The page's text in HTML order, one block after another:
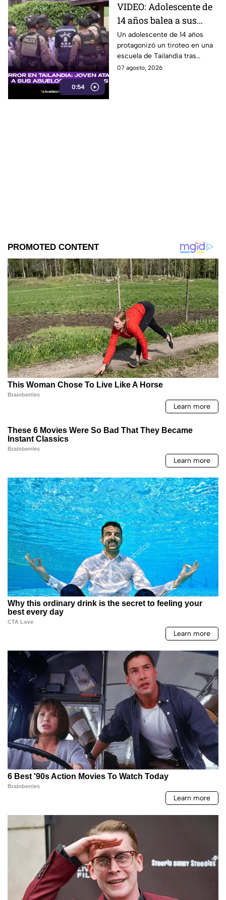
0:54
VIDEO: Adolescente de
14 años balea a sus
abuelos y luego tirotea
su escuela, dejando
siete muertos y 15
heridos
Un adolescente de 14 años
protagonizó un tiroteo en una
escuela de Tailandia tras
presuntamente atacar primero
07 agosto, 2026